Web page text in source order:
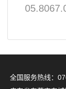
全国服务热线：